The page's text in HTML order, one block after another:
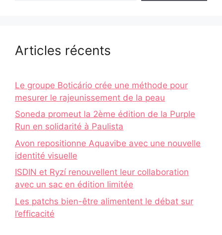
Articles récents
Le groupe Boticário crée une méthode pour
mesurer le rajeunissement de la peau
Soneda promeut la 2ème édition de la Purple
Run en solidarité à Paulista
Avon repositionne Aquavibe avec une nouvelle
identité visuelle
ISDIN et Ryzí renouvellent leur collaboration
avec un sac en édition limitée
Les patchs bien-être alimentent le débat sur
l’efficacité